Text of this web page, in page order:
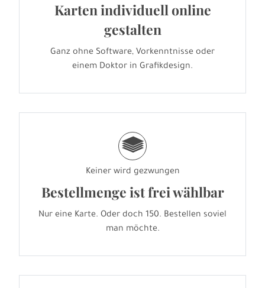
Karten individuell online
gestalten
Ganz ohne Software, Vorkenntnisse oder
einem Doktor in Grafikdesign.
g
Keiner wird gezwungen
Bestellmenge ist frei wählbar
Nur eine Karte. Oder doch 150. Bestellen soviel
man möchte.